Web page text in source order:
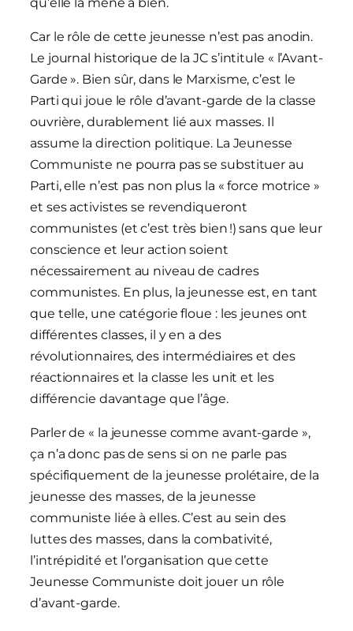
Car le rôle de cette jeunesse n’est pas anodin.
Le journal historique de la JC s’intitule « l’Avant-
Garde ». Bien sûr, dans le Marxisme, c’est le
Parti qui joue le rôle d’avant-garde de la classe
ouvrière, durablement lié aux masses. Il
assume la direction politique. La Jeunesse
Communiste ne pourra pas se substituer au
Parti, elle n’est pas non plus la « force motrice »
et ses activistes se revendiqueront
communistes (et c’est très bien !) sans que leur
conscience et leur action soient
nécessairement au niveau de cadres
communistes. En plus, la jeunesse est, en tant
que telle, une catégorie floue : les jeunes ont
différentes classes, il y en a des
révolutionnaires, des intermédiaires et des
réactionnaires et la classe les unit et les
différencie davantage que l’âge.
Parler de « la jeunesse comme avant-garde »,
ça n’a donc pas de sens si on ne parle pas
spécifiquement de la jeunesse prolétaire, de la
jeunesse des masses, de la jeunesse
communiste liée à elles. C’est au sein des
luttes des masses, dans la combativité,
l’intrépidité et l’organisation que cette
Jeunesse Communiste doit jouer un rôle
d’avant-garde.